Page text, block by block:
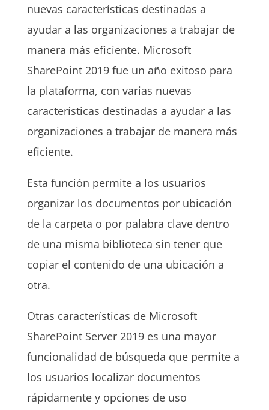
nuevas características destinadas a
ayudar a las organizaciones a trabajar de
manera más eficiente. Microsoft
SharePoint 2019 fue un año exitoso para
la plataforma, con varias nuevas
características destinadas a ayudar a las
organizaciones a trabajar de manera más
eficiente.
Esta función permite a los usuarios
organizar los documentos por ubicación
de la carpeta o por palabra clave dentro
de una misma biblioteca sin tener que
copiar el contenido de una ubicación a
otra.
Otras características de Microsoft
SharePoint Server 2019 es una mayor
funcionalidad de búsqueda que permite a
los usuarios localizar documentos
rápidamente y opciones de uso